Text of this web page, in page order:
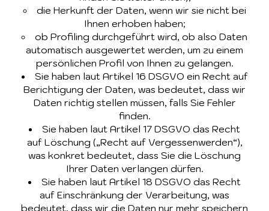
die Herkunft der Daten, wenn wir sie nicht bei
Ihnen erhoben haben;
ob Profiling durchgeführt wird, ob also Daten
automatisch ausgewertet werden, um zu einem
persönlichen Profil von Ihnen zu gelangen.
Sie haben laut Artikel 16 DSGVO ein Recht auf
Berichtigung der Daten, was bedeutet, dass wir
Daten richtig stellen müssen, falls Sie Fehler
finden.
Sie haben laut Artikel 17 DSGVO das Recht
auf Löschung („Recht auf Vergessenwerden“),
was konkret bedeutet, dass Sie die Löschung
Ihrer Daten verlangen dürfen.
Sie haben laut Artikel 18 DSGVO das Recht
auf Einschränkung der Verarbeitung, was
bedeutet, dass wir die Daten nur mehr speichern